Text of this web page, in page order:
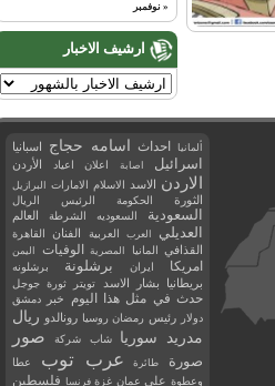
« نوفمبر
ارشيف الاخبار
ألمانيا احداث اسامه حجاج اسبانيا
اسرائيل اصابة اعلان اعياد الأردن
الاردن الاسد الاسلام الامارات البرازيل
الثورة الحكومة الرئيس الريال
السعودية السعوديه الشرطة العالم
العديلي العرب العربية الفنان القاهرة
القذافي المانيا المصرية الوفيات اليمن
امريكا ايران برشلونة برشلونه
بريطانيا بشار الاسد تويتر ثورة جوجل
حدث في مثل هذا اليوم خبر دمشق
دولار رئيس رمضان روسيا رونالدو ريال
مدريد
سوريا شاب شركة صور
صورة طائرة عرب توب
عطا
وعطوة على عمان غزة فرنسا فلسطين